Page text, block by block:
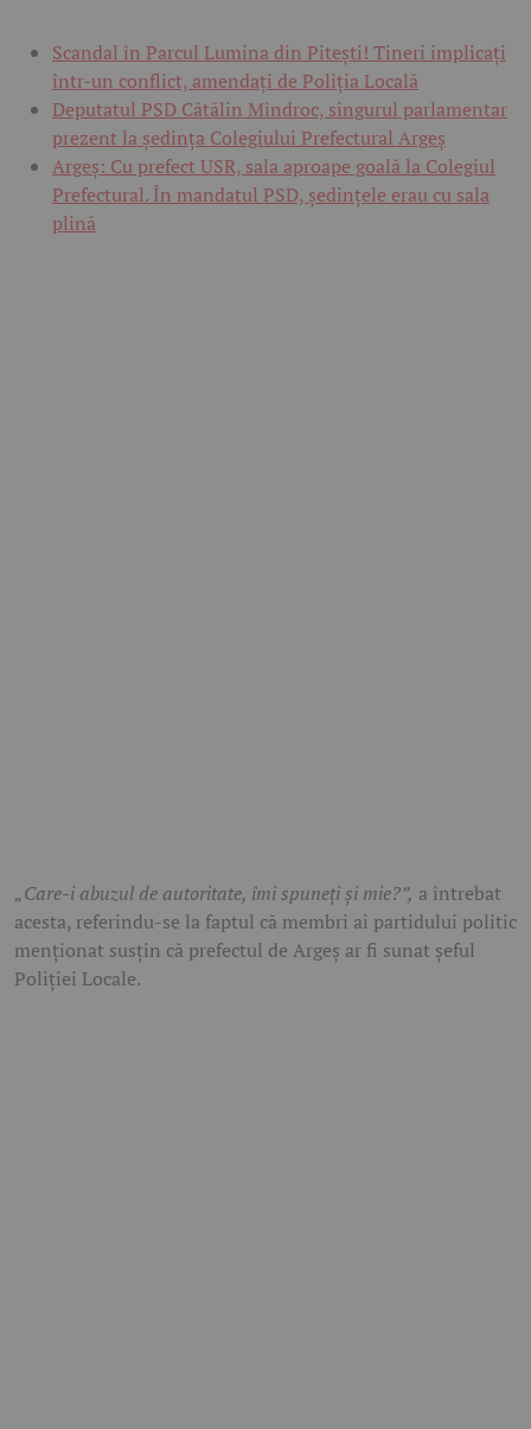
Scandal în Parcul Lumina din Pitești! Tineri implicați
într-un conflict, amendați de Poliția Locală
Deputatul PSD Cătălin Mîndroc, singurul parlamentar
prezent la ședința Colegiului Prefectural Argeș
Argeș: Cu prefect USR, sala aproape goală la Colegiul
Prefectural. În mandatul PSD, ședințele erau cu sala
plină
„Care-i abuzul de autoritate, îmi spuneți și mie?”, a întrebat
acesta, referindu-se la faptul că membri ai partidului politic
menționat susțin că prefectul de Argeș ar fi sunat șeful
Poliției Locale.